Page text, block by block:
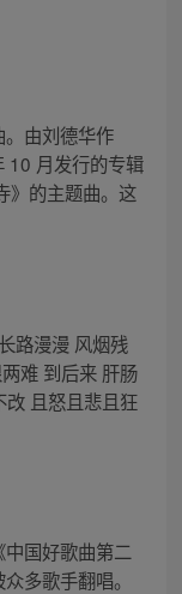
。由刘德华作
10 月发行的专辑
》的主题曲。这
路漫漫 风烟残
难 到后来 肝肠
改 且怒且悲且狂
中国好歌曲第二
多歌手翻唱。